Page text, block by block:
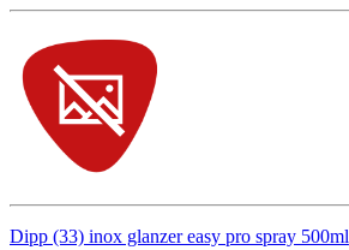
Dipp (33) inox glanzer easy pro spray 500ml